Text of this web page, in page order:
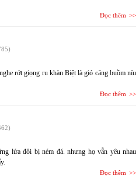
Đọc thêm
rớt giọng ru khàn Biệt là gió căng buồm níu
Đọc thêm
lứa đôi bị ném đá. nhưng họ vẫn yêu nhau
Đọc thêm